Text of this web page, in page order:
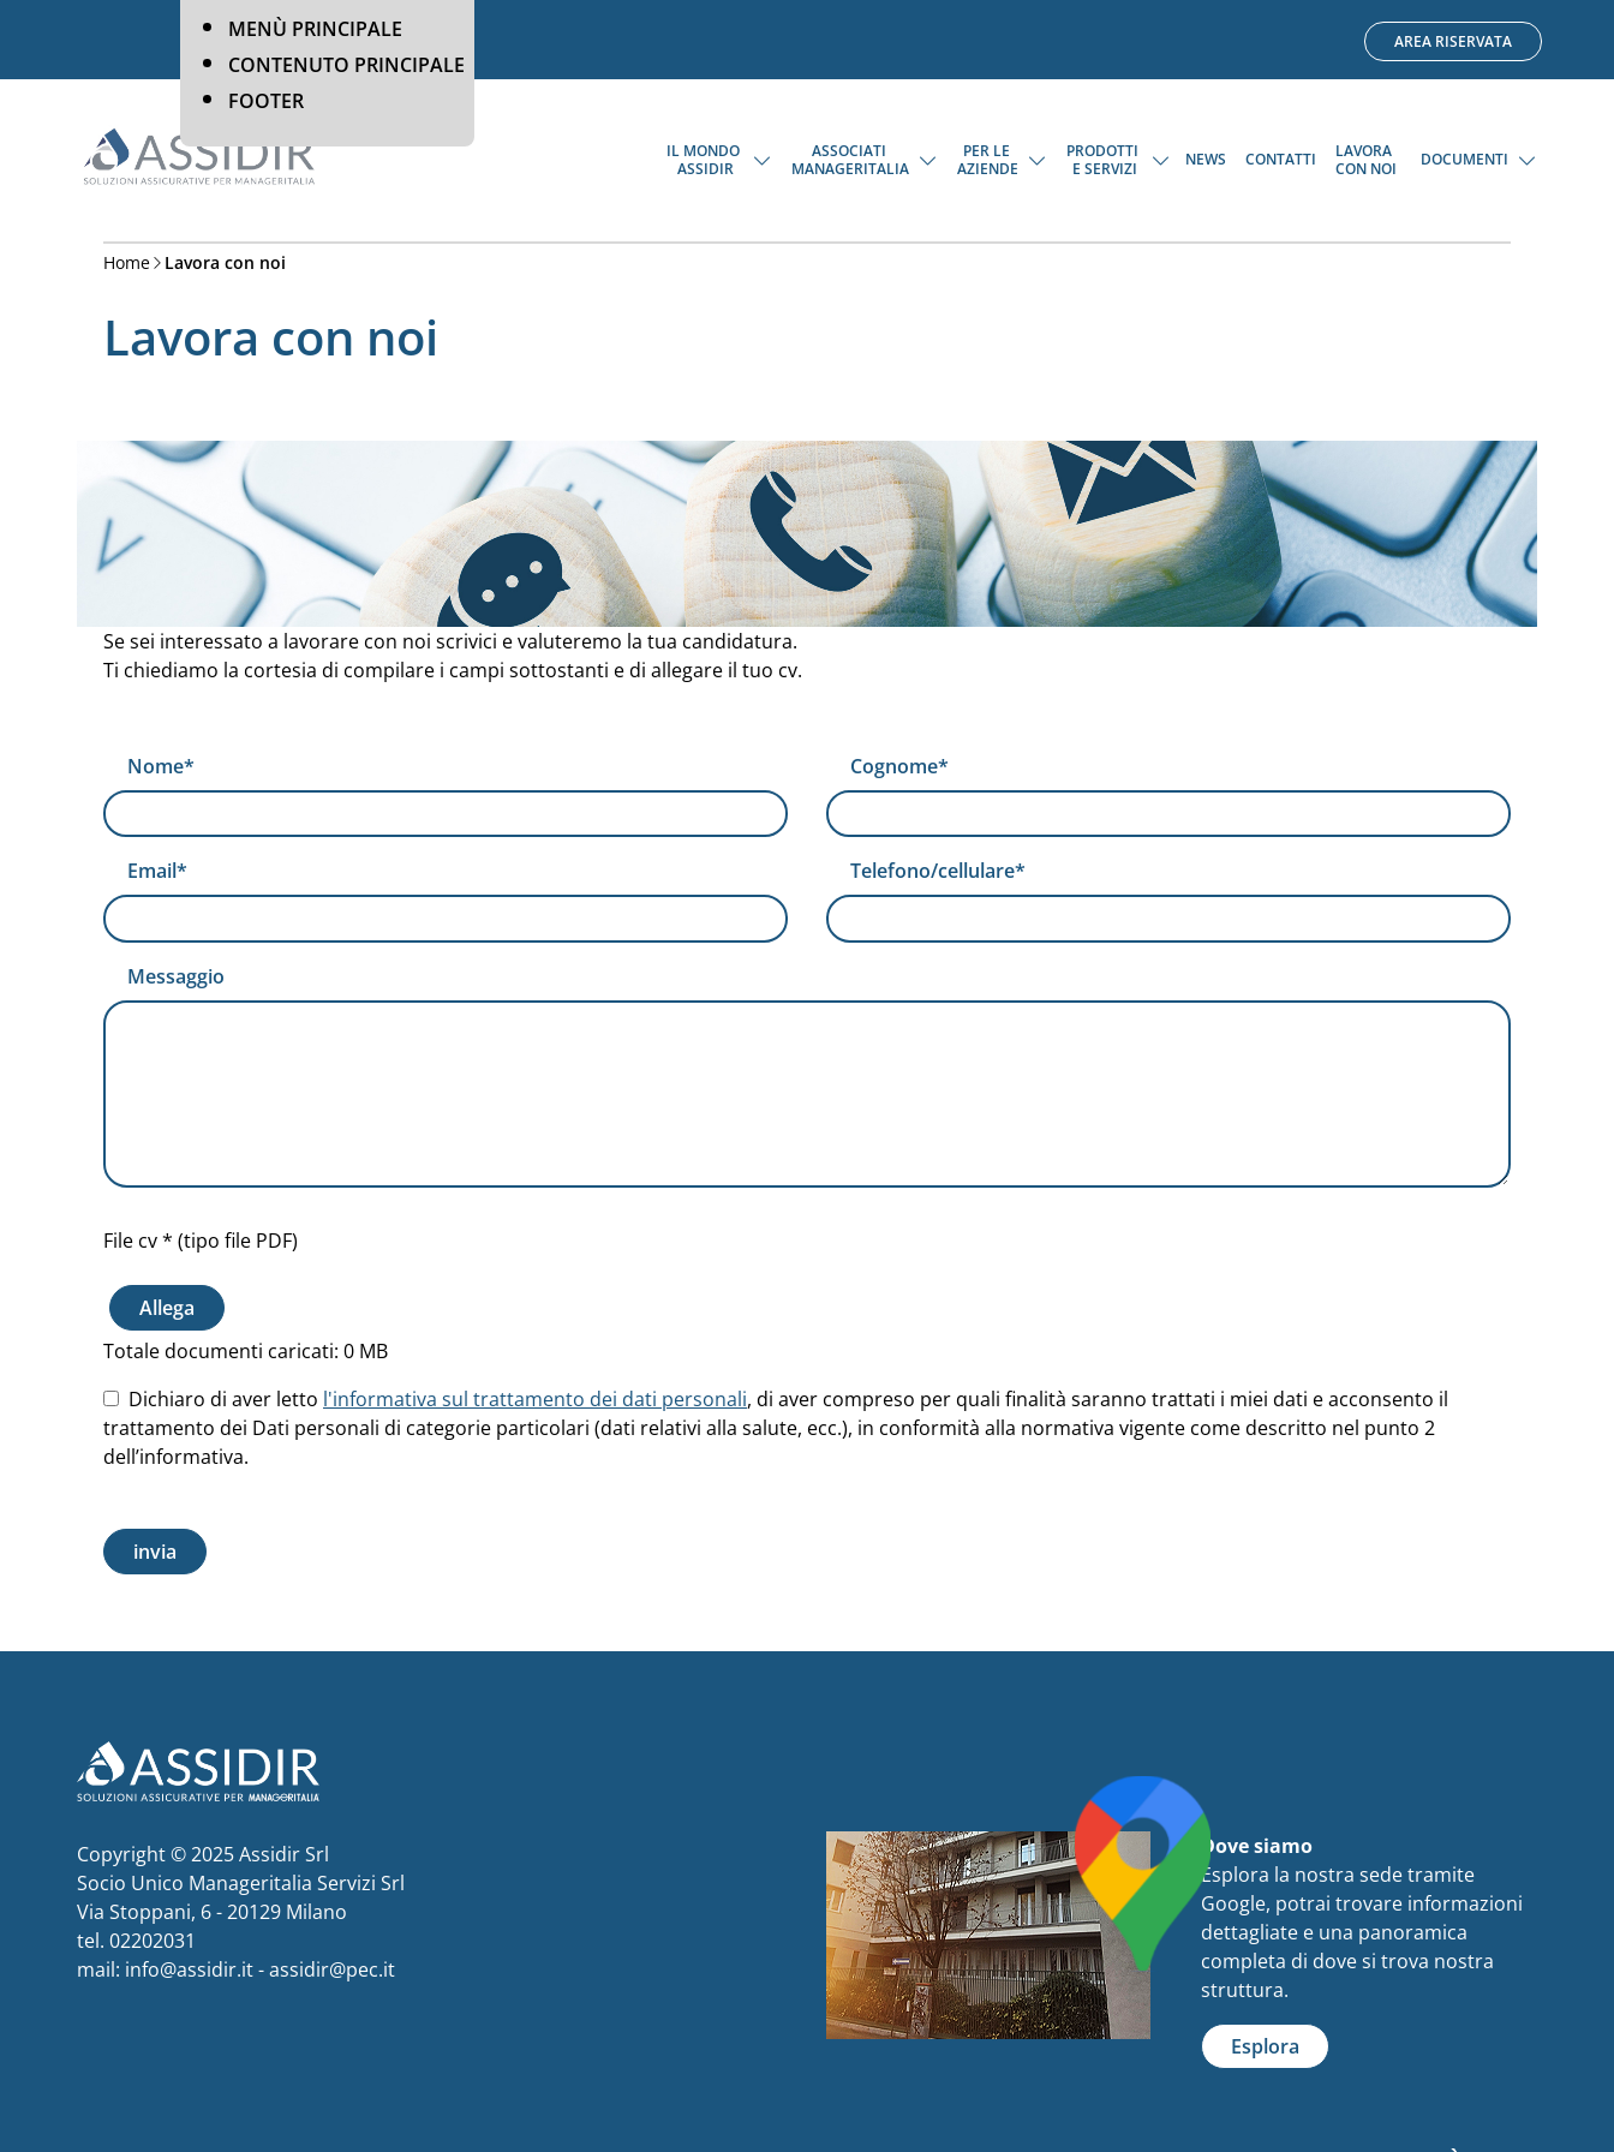
MENÙ PRINCIPALE
CONTENUTO PRINCIPALE
FOOTER
AREA RISERVATA
IL MONDO
ASSIDIR
ASSOCIATI
MANAGERITALIA
PER LE
AZIENDE
PRODOTTI
E SERVIZI
NEWS CONTATTI
LAVORA
CON NOI
DOCUMENTI
Home Lavora con noi
Lavora con noi
Se sei interessato a lavorare con noi scrivici e valuteremo la tua candidatura.
Ti chiediamo la cortesia di compilare i campi sottostanti e di allegare il tuo cv.
Nome* Cognome*
Email* Telefono/cellulare*
Messaggio
File cv * (tipo file PDF)
Allega
Totale documenti caricati: 0 MB
Dichiaro di aver letto l'informativa sul trattamento dei dati personali, di aver compreso per quali finalità saranno trattati i miei dati e acconsento il
trattamento dei Dati personali di categorie particolari (dati relativi alla salute, ecc.), in conformità alla normativa vigente come descritto nel punto 2
dell’informativa.
Copyright © 2025 Assidir Srl
Socio Unico Manageritalia Servizi Srl
Via Stoppani, 6 - 20129 Milano
tel. 02202031
mail: info@assidir.it - assidir@pec.it
Dove siamo
Esplora la nostra sede tramite
Google, potrai trovare informazioni
dettagliate e una panoramica
completa di dove si trova nostra
struttura.
Esplora